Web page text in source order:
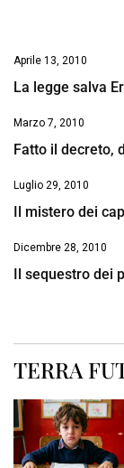
Aprile 13, 2010
La legge salva
Marzo 7, 2010
Fatto il decreto,
Luglio 29, 2010
Il mistero dei
Dicembre 28, 2010
Il sequestro dei
TERRA